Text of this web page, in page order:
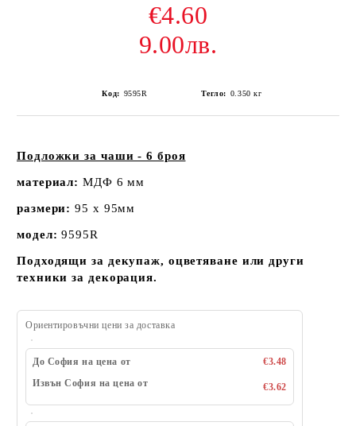
€4.60
9.00лв.
Код: 9595R Тегло: 0.350 кг
Подложки за чаши - 6 броя
материал: МДФ 6 мм
размери: 95 х 95мм
модел: 9595R
Подходящи за декупаж, оцветяване или други
техники за декорация.
Ориентировъчни цени за доставка
До София на цена от
€3.48
Извън София на цена от
€3.62